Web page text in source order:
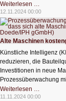
Weiterlesen …
zur
Lage
der
IT-
Sicherheit
in
12.11.2024 00:00
Alte Maschinen
Künstliche Intelligenz
reduzieren, die
Investitionen in neue
Prozessüberwachung
Weiterlesen …
Maschinen
11.11.2024 00:00